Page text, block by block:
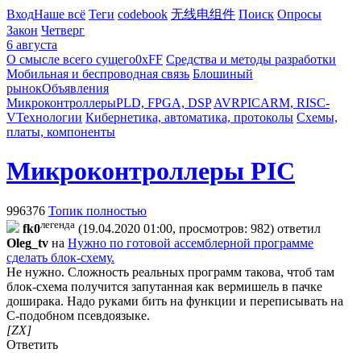
ВходНаше всё Теги codebook 无线电组件 Поиск Опросы
Закон Четверг
6 августа
О смысле всего сущего0xFF Средства и методы разработки
Мобильная и беспроводная связь Блошиный
рынокОбъявления
МикроконтроллерыPLD, FPGA, DSP AVRPICARM, RISC-
VТехнологии Кибернетика, автоматика, протоколы Схемы,
платы, компоненты
Микроконтроллеры PIC
996376 Топик полностью
fk0легенда (19.04.2020 01:00, просмотров: 982) ответил
Oleg_tv на Нужно по готовой ассемблерной программе
сделать блок-схему.
Не нужно. Сложность реальных программ такова, чтоб там
блок-схема получится запутанная как вермишель в пачке
доширака. Надо руками бить на функции и переписывать на
C-подобном псевдоязыке.
[ZX]
Ответить